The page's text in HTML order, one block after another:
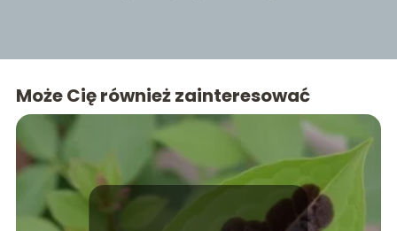
Może Cię również zainteresować